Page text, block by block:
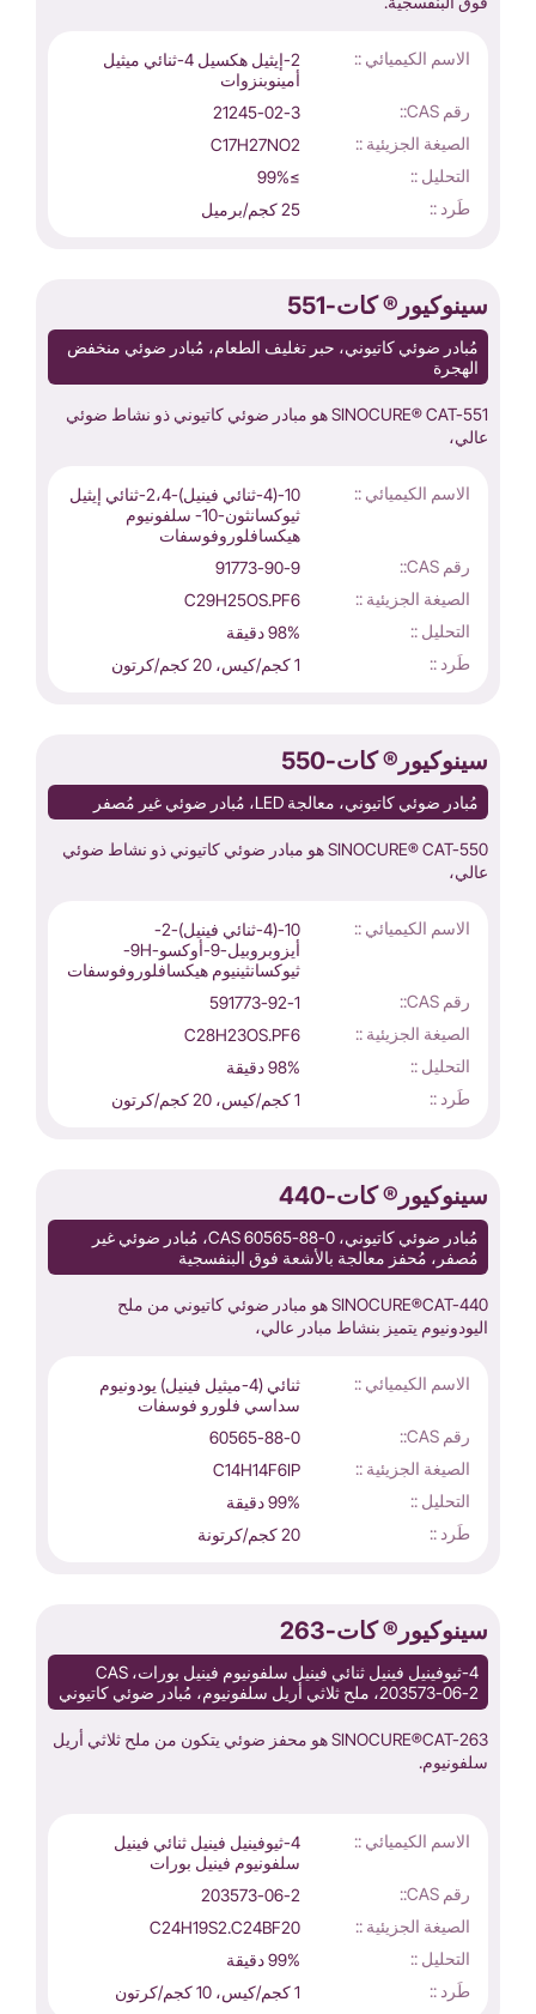
الاسم الكيميائي ::
2-إيثيل هكسيل 4-ثنائي ميثيل
أمينوبنزوات
رقم CAS::
21245-02-3
الصيغة الجزيئية ::
C17H27NO2
التحليل ::
≥99%
طَرد ::
25 كجم/برميل
سينوكيور® كات-551
مُبادر ضوئي كاتيوني، حبر تغليف الطعام، مُبادر ضوئي منخفض
الهجرة
SINOCURE® CAT-551 هو مبادر ضوئي كاتيوني ذو نشاط ضوئي
عالي،
الاسم الكيميائي ::
10-(4-ثنائي فينيل)-2،4-ثنائي إيثيل
ثيوكسانثون-10- سلفونيوم
هيكسافلوروفوسفات
رقم CAS::
91773-90-9
الصيغة الجزيئية ::
C29H25OS.PF6
التحليل ::
98% دقيقة
طَرد ::
1 كجم/كيس، 20 كجم/كرتون
سينوكيور® كات-550
مُبادر ضوئي كاتيوني، معالجة LED، مُبادر ضوئي غير مُصفر
SINOCURE® CAT-550 هو مبادر ضوئي كاتيوني ذو نشاط ضوئي
عالي،
الاسم الكيميائي ::
10-(4-ثنائي فينيل)-2-
أيزوبروبيل-9-أوكسو-9H-
ثيوكسانثينيوم هيكسافلوروفوسفات
رقم CAS::
591773-92-1
الصيغة الجزيئية ::
C28H23OS.PF6
التحليل ::
98% دقيقة
طَرد ::
1 كجم/كيس، 20 كجم/كرتون
سينوكيور® كات-440
مُبادر ضوئي كاتيوني، CAS 60565-88-0، مُبادر ضوئي غير
مُصفر، مُحفز معالجة بالأشعة فوق البنفسجية
SINOCURE®CAT-440 هو مبادر ضوئي كاتيوني من ملح
اليودونيوم يتميز بنشاط مبادر عالي،
الاسم الكيميائي ::
ثنائي (4-ميثيل فينيل) يودونيوم
سداسي فلورو فوسفات
رقم CAS::
60565-88-0
الصيغة الجزيئية ::
C14H14F6IP
التحليل ::
99% دقيقة
طَرد ::
20 كجم/كرتونة
سينوكيور® كات-263
4-ثيوفينيل فينيل ثنائي فينيل سلفونيوم فينيل بورات، CAS
203573-06-2، ملح ثلاثي أريل سلفونيوم، مُبادر ضوئي كاتيوني
SINOCURE®CAT-263 هو محفز ضوئي يتكون من ملح ثلاثي أريل
سلفونيوم.
الاسم الكيميائي ::
4-ثيوفينيل فينيل ثنائي فينيل
سلفونيوم فينيل بورات
رقم CAS::
203573-06-2
الصيغة الجزيئية ::
C24H19S2.C24BF20
التحليل ::
99% دقيقة
طَرد ::
1 كجم/كيس، 10 كجم/كرتون